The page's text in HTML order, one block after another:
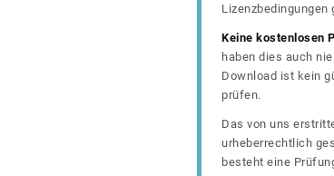
Lizenzbedingungen
Keine kostenlosen
haben dies auch
Download ist kein
prüfen.
Das von uns
urheberrechtlich
besteht eine